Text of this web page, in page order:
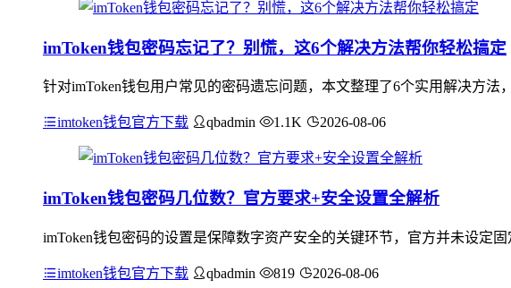
imToken钱包密码忘记了？别慌，这6个解决方法帮你轻松搞定
针对imToken钱包用户常见的密码遗忘问题，本文整理了6个实用解决方
imtoken钱包官方下载 qbadmin 1.1K 2026-08-06
imToken钱包密码几位数？官方要求+安全设置全解析
imToken钱包密码的设置是保障数字资产安全的关键环节，官方并未设定
imtoken钱包官方下载 qbadmin 819 2026-08-06